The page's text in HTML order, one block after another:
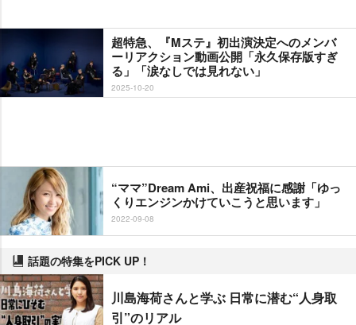
超特急、『Mステ』初出演決定へのメンバ
ーリアクション動画公開「永久保存版すぎ
る」「涙なしでは見れない」
2025-10-20
“ママ”Dream Ami、出産祝福に感謝「ゆっ
くりエンジンかけていこうと思います」
2022-09-08
話題の特集をPICK UP！
川島海荷さんと学ぶ 日常に潜む“人身取
引”のリアル